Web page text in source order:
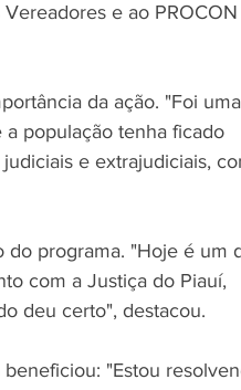
e ao
da ação. "Foi uma
população tenha ficado
e extrajudiciais,
do programa. "Hoje é um
com a Justiça do Piauí,
deu certo", destacou.
"Estou